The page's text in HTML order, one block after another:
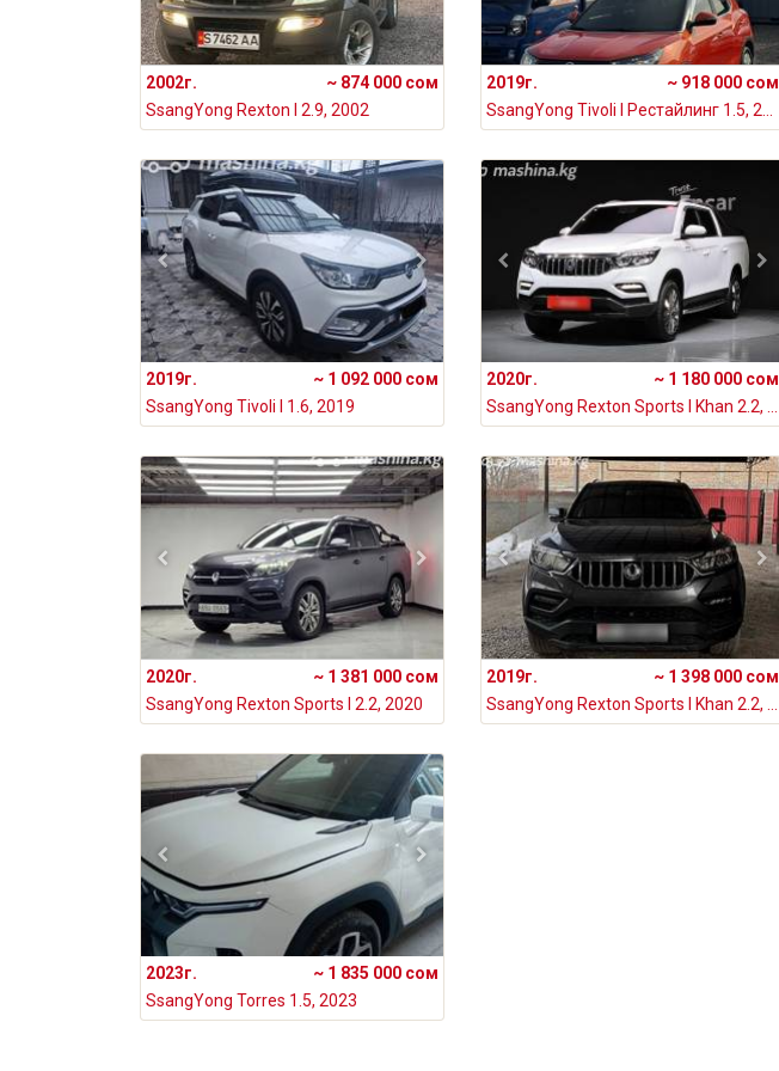
2002г.
~ 874 000 сом
SsangYong Rexton I 2.9, 2002
2019г.
~ 918 000 сом
2019г.
~ 1 092 000 сом
SsangYong Tivoli I 1.6, 2019
2020г.
~ 1 180 000 сом
2020г.
~ 1 381 000 сом
SsangYong Rexton Sports I 2.2, 2020
2019г.
~ 1 398 000 сом
2023г.
~ 1 835 000 сом
SsangYong Torres 1.5, 2023